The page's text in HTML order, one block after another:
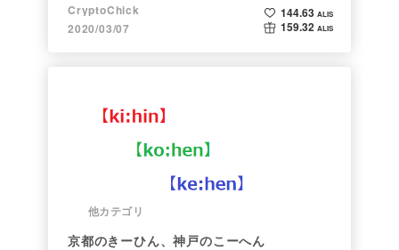
CryptoChick
2020/03/07
144.63 ALIS
159.32 ALIS
他カテゴリ
京都のきーひん、神戸のこーへん